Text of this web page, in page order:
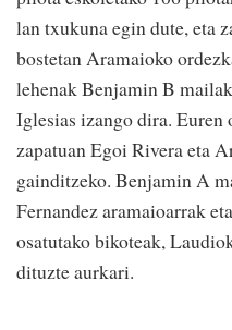
lan txukuna egin dute, eta
bostetan Aramaioko
lehenak Benjamin B
Iglesias izango dira. Euren
zapatuan Egoi Rivera eta
gainditzeko. Benjamin A
Fernandez aramaioarrak
osatutako bikoteak,
dituzte aurkari.